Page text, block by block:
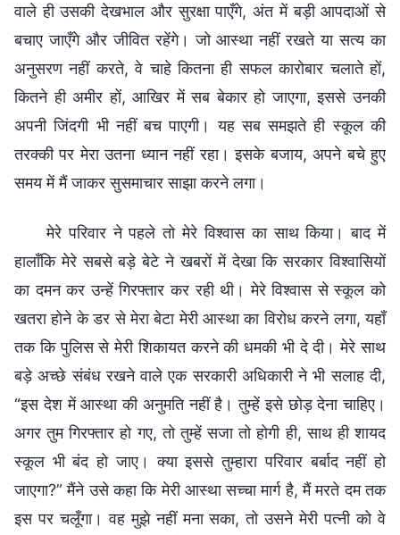
वाले ही उसकी देखभाल और सुरक्षा पाएँगे, अंत में बड़ी आपदाओं से
बचाए जाएँगे और जीवित रहेंगे। जो आस्था नहीं रखते या सत्य का
अनुसरण नहीं करते, वे चाहे कितना ही सफल कारोबार चलाते हों,
कितने ही अमीर हों, आखिर में सब बेकार हो जाएगा, इससे उनकी
अपनी जिंदगी भी नहीं बच पाएगी। यह सब समझते ही स्कूल की
तरक्की पर मेरा उतना ध्यान नहीं रहा। इसके बजाय, अपने बचे हुए
समय में मैं जाकर सुसमाचार साझा करने लगा।
मेरे परिवार ने पहले तो मेरे विश्वास का साथ किया। बाद में
हालाँकि मेरे सबसे बड़े बेटे ने खबरों में देखा कि सरकार विश्वासियों
का दमन कर उन्हें गिरफ्तार कर रही थी। मेरे विश्वास से स्कूल को
खतरा होने के डर से मेरा बेटा मेरी आस्था का विरोध करने लगा, यहाँ
तक कि पुलिस से मेरी शिकायत करने की धमकी भी दे दी। मेरे साथ
बड़े अच्छे संबंध रखने वाले एक सरकारी अधिकारी ने भी सलाह दी,
“इस देश में आस्था की अनुमति नहीं है। तुम्हें इसे छोड़ देना चाहिए।
अगर तुम गिरफ्तार हो गए, तो तुम्हें सजा तो होगी ही, साथ ही शायद
स्कूल भी बंद हो जाए। क्या इससे तुम्हारा परिवार बर्बाद नहीं हो
जाएगा?” मैंने उसे कहा कि मेरी आस्था सच्चा मार्ग है, मैं मरते दम तक
इस पर चलूँगा। वह मुझे नहीं मना सका, तो उसने मेरी पत्नी को वे